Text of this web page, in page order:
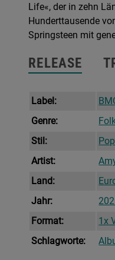
For?
Menge
Life«, der in zehn
Hunderttausende
Springsteen mit
RELEASE
Label:
Genre:
Stil:
Artist:
Land:
Jahr:
Format:
1x
Schlagworte: